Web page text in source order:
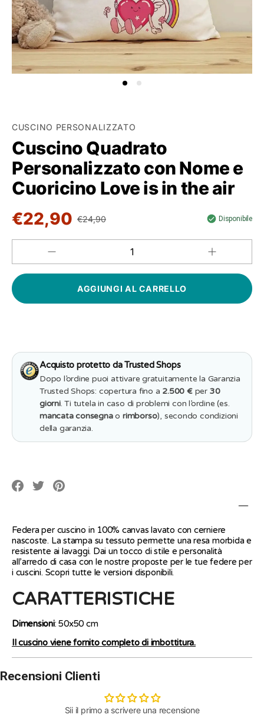
CUSCINO PERSONALIZZATO
Cuscino Quadrato
Personalizzato con Nome e
Cuoricino Love is in the air
€22,90 €24,90 Disponibile
Diminuisci
quantità
per
Cuscino
Quadrato
Personalizzato
Love
in
the
air
Aumenta
quantità
is
the
air
Acquisto protetto da Trusted Shops
Dopo l’ordine puoi attivare gratuitamente la Garanzia
Trusted Shops: copertura fino a 2.500 €per 30
giorni. Ti tutela in caso di problemi con l’ordine (es.
mancata consegnaorimborso), secondo condizioni
della garanzia.
TranslationTranslationTranslation
Federa per cuscino in 100% canvas lavato con cerniere
nascoste. La stampa su tessuto permette una resa morbida e
resistente ai lavaggi. Dai un tocco di stile e personalità
all’arredo di casa con le nostre proposte per le tue federe per
i cuscini. Scopri tutte le versioni disponibili.
CARATTERISTICHE
Dimensioni: 50x50 cm
Il cuscino viene fornito completo di imbottitura.
Recensioni Clienti
Sii il primo a scrivere una recensione